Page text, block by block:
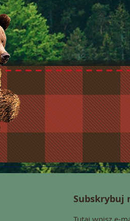
Subskrybuj
Tutaj wpisz e-